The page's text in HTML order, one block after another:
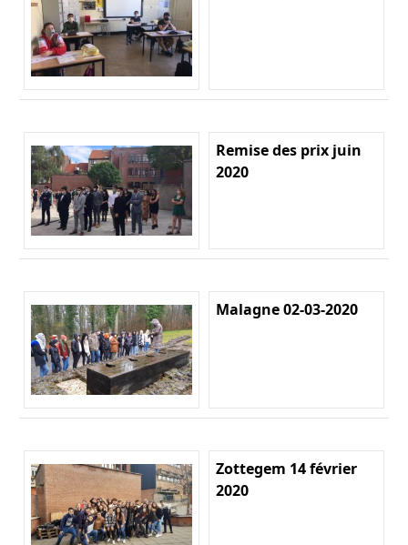
Remise des prix juin
2020
Malagne 02-03-2020
Zottegem 14 février
2020